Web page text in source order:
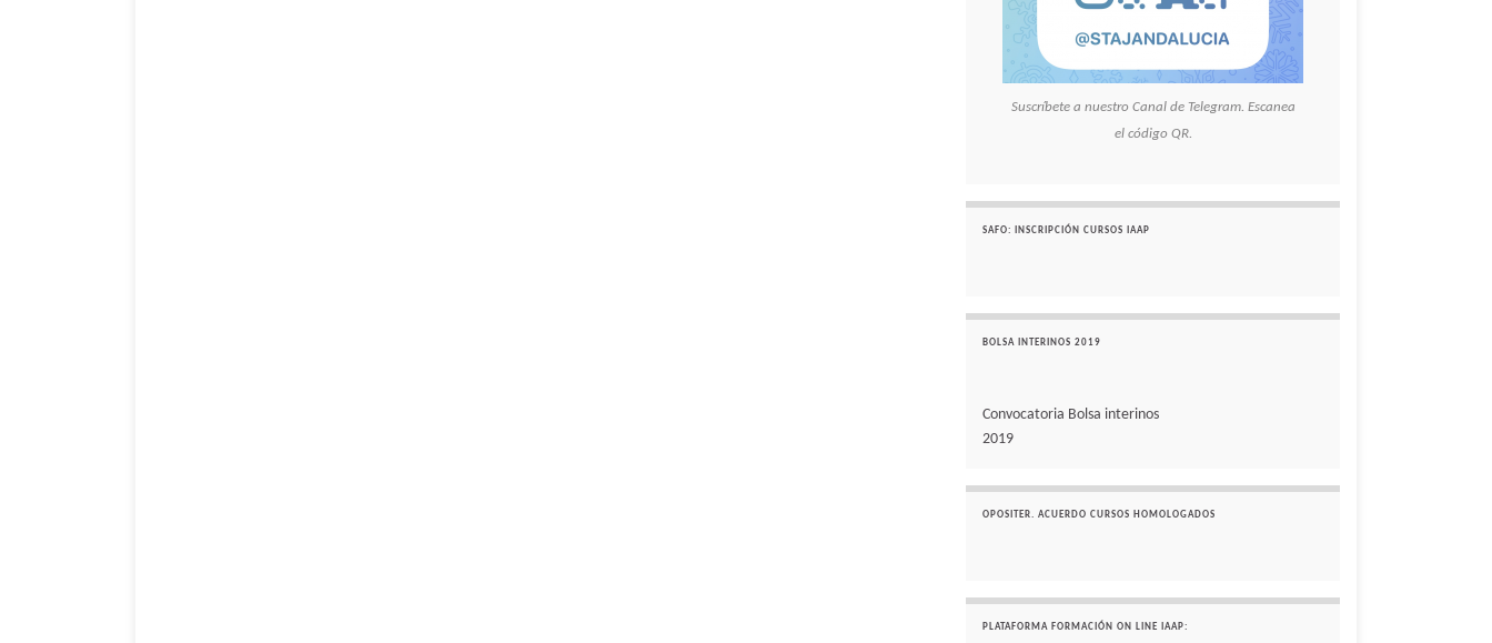
Suscríbete a nuestro Canal de Telegram. Escanea
el código QR.
SAFO: INSCRIPCIÓN CURSOS IAAP
BOLSA INTERINOS 2019
Convocatoria Bolsa interinos
2019
OPOSITER. ACUERDO CURSOS HOMOLOGADOS
PLATAFORMA FORMACIÓN ON LINE IAAP: